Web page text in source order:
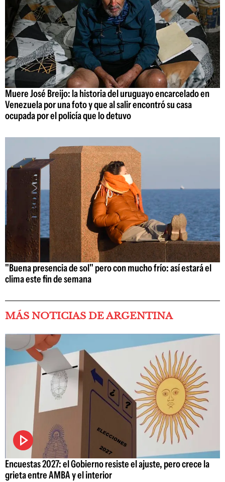
Muere José Breijo: la historia del uruguayo encarcelado en
Venezuela por una foto y que al salir encontró su casa
ocupada por el policía que lo detuvo
"Buena presencia de sol" pero con mucho frío: así estará el
clima este fin de semana
MÁS NOTICIAS DE ARGENTINA
Encuestas 2027: el Gobierno resiste el ajuste, pero crece la
grieta entre AMBA y el interior